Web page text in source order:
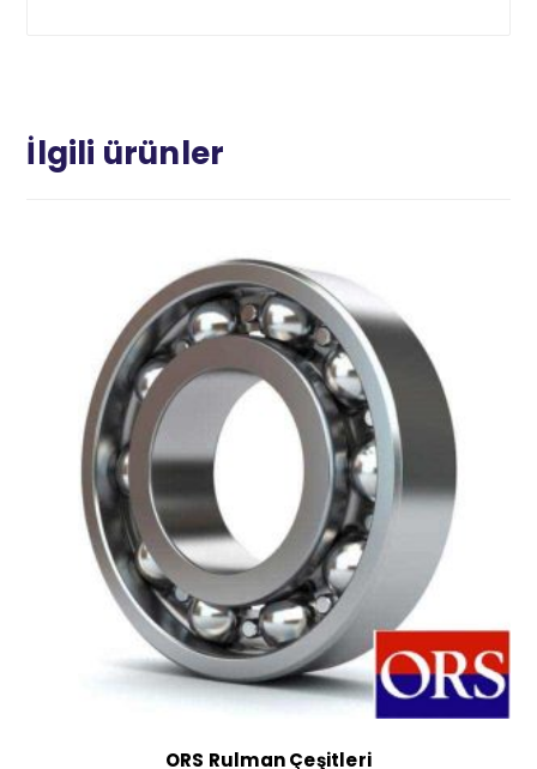
İlgili ürünler
ORS Rulman Çeşitleri